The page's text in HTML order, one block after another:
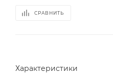
СРАВНИТЬ
Характеристики